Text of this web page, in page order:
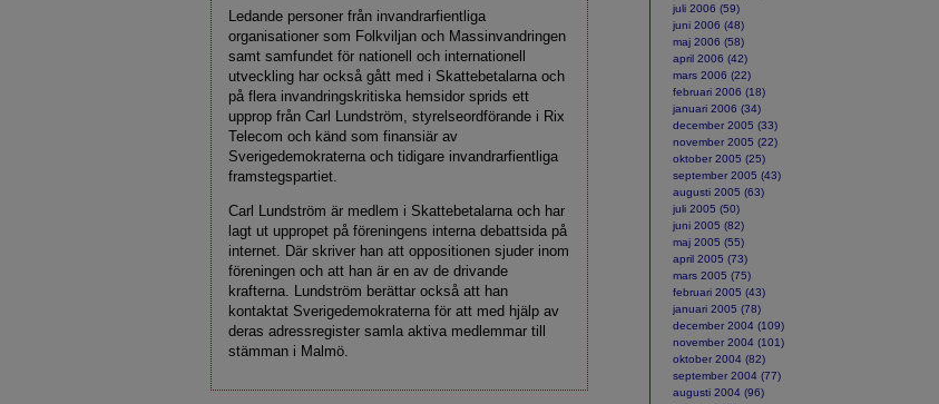
Ledande personer från invandrarfientliga
organisationer som Folkviljan och Massinvandringen
samt samfundet för nationell och internationell
utveckling har också gått med i Skattebetalarna och
på flera invandringskritiska hemsidor sprids ett
upprop från Carl Lundström, styrelseordförande i Rix
Telecom och känd som finansiär av
Sverigedemokraterna och tidigare invandrarfientliga
framstegspartiet.
Carl Lundström är medlem i Skattebetalarna och har
lagt ut uppropet på föreningens interna debattsida på
internet. Där skriver han att oppositionen sjuder inom
föreningen och att han är en av de drivande
krafterna. Lundström berättar också att han
kontaktat Sverigedemokraterna för att med hjälp av
deras adressregister samla aktiva medlemmar till
stämman i Malmö.
juli 2006 (59)
juni 2006 (48)
maj 2006 (58)
april 2006 (42)
mars 2006 (22)
februari 2006 (18)
januari 2006 (34)
december 2005 (33)
november 2005 (22)
oktober 2005 (25)
september 2005 (43)
augusti 2005 (63)
juli 2005 (50)
juni 2005 (82)
maj 2005 (55)
april 2005 (73)
mars 2005 (75)
februari 2005 (43)
januari 2005 (78)
december 2004 (109)
november 2004 (101)
oktober 2004 (82)
september 2004 (77)
augusti 2004 (96)